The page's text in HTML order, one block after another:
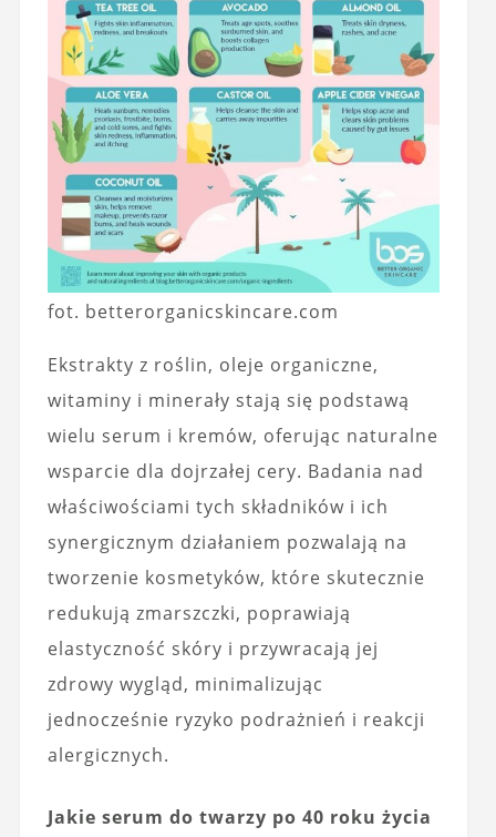
fot. betterorganicskincare.com
Ekstrakty z roślin, oleje organiczne,
witaminy i minerały stają się podstawą
wielu serum i kremów, oferując naturalne
wsparcie dla dojrzałej cery. Badania nad
właściwościami tych składników i ich
synergicznym działaniem pozwalają na
tworzenie kosmetyków, które skutecznie
redukują zmarszczki, poprawiają
elastyczność skóry i przywracają jej
zdrowy wygląd, minimalizując
jednocześnie ryzyko podrażnień i reakcji
alergicznych.
Jakie serum do twarzy po 40 roku życia